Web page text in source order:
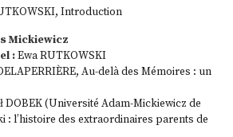
Introduction
Mickiewicz
:Ewa RUTKOWSKI
Au-delà des Mémoires : un
DOBEK (Université Adam-Mickiewicz de
: l’histoire des extraordinaires parents de